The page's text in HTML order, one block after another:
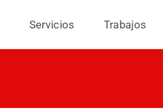
Servicios Trabajos